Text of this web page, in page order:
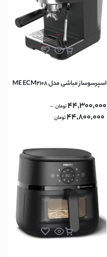
اسپرسوساز مباشی مدل ME ECM2108
44,300,000تومان –
44,800,000تومان